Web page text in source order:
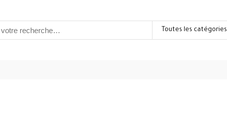
Toutes les catégories